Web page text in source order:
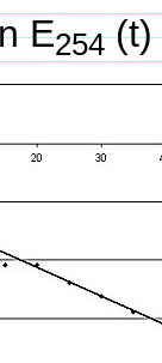
E254(t)